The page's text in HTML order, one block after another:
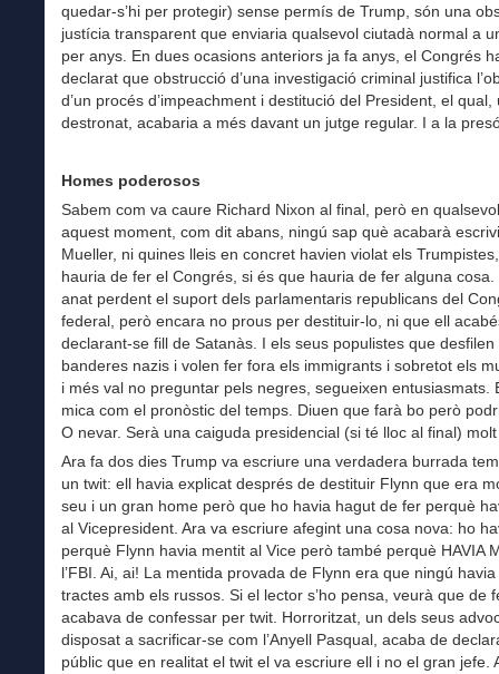
quedar-s’hi per protegir) sense permís de Trump, són una
justícia transparent que enviaria qualsevol ciutadà normal a
per anys. En dues ocasions anteriors ja fa anys, el Congrés
declarat que obstrucció d’una investigació criminal justifica
d’un procés d’impeachment i destitució del President, el qual,
destronat, acabaria a més davant un jutge regular. I a la
Homes poderosos
Sabem com va caure Richard Nixon al final, però en
aquest moment, com dit abans, ningú sap què acabarà
Mueller, ni quines lleis en concret havien violat els
hauria de fer el Congrés, si és que hauria de fer alguna cosa.
anat perdent el suport dels parlamentaris republicans del
federal, però encara no prous per destituir-lo, ni que ell
declarant-se fill de Satanàs. I els seus populistes que desfilen
banderes nazis i volen fer fora els immigrants i sobretot els
i més val no preguntar pels negres, segueixen entusiasmats.
mica com el pronòstic del temps. Diuen que farà bo però
O nevar. Serà una caiguda presidencial (si té lloc al final)
Ara fa dos dies Trump va escriure una verdadera burrada
un twit: ell havia explicat després de destituir Flynn que era
seu i un gran home però que ho havia hagut de fer perquè
al Vicepresident. Ara va escriure afegint una cosa nova: ho
perquè Flynn havia mentit al Vice però també perquè HAVIA
l’FBI. Ai, ai! La mentida provada de Flynn era que ningú
tractes amb els russos. Si el lector s’ho pensa, veurà que de
acabava de confessar per twit. Horroritzat, un dels seus
disposat a sacrificar-se com l’Anyell Pasqual, acaba de
públic que en realitat el twit el va escriure ell i no el gran jefe.